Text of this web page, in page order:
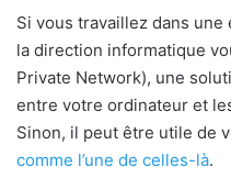
Si vous travaillez dans
la direction informatique
Private Network), une
entre votre ordinateur et
Sinon, il peut être utile de
comme l’une de celles-là.